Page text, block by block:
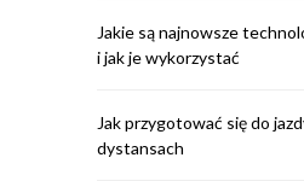
Jakie są najnowsze
i jak je wykorzystać
Jak przygotować się do
dystansach